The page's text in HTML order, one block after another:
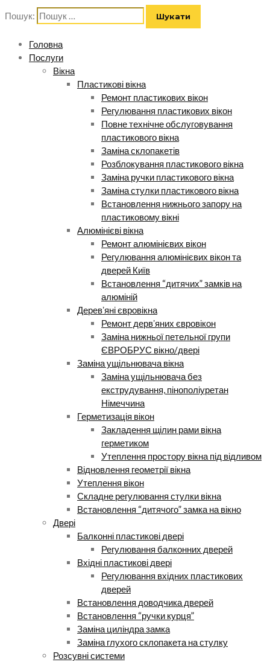
Пошук:
Головна
Послуги
Вікна
Пластикові вікна
Ремонт пластикових вікон
Регулювання пластикових вікон
Повне технічне обслуговування
пластикового вікна
Заміна склопакетів
Розблокування пластикового вікна
Заміна ручки пластикового вікна
Заміна стулки пластикового вікна
Встановлення нижнього запору на
пластиковому вікні
Алюмінієві вікна
Ремонт алюмінієвих вікон
Регулювання алюмінієвих вікон та
дверей Київ
Встановлення “дитячих” замків на
алюміній
Деревʼяні євровікна
Ремонт дервʼяних євровікон
Заміна нижньої петельної групи
ЄВРОБРУС вікно/двері
Заміна ущільнювача вікна
Заміна ущільнювача без
екструдування, пінополіуретан
Німеччина
Герметизація вікон
Закладення щілин рами вікна
герметиком
Утеплення простору вікна під відливом
Відновлення геометрії вікна
Утеплення вікон
Складне регулювання стулки вікна
Встановлення “дитячого” замка на вікно
Двері
Балконні пластикові двері
Регулювання балконних дверей
Вхідні пластикові двері
Регулювання вхідних пластикових
дверей
Встановлення доводчика дверей
Встановлення “ручки курця”
Заміна циліндра замка
Заміна глухого склопакета на стулку
Розсувні системи